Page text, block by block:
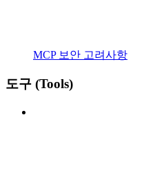
MCP 보안 고려사항
도구 (Tools)